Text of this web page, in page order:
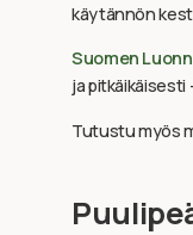
käytännön
Suomen
ja pitkäikäisesti
Tutustu myös